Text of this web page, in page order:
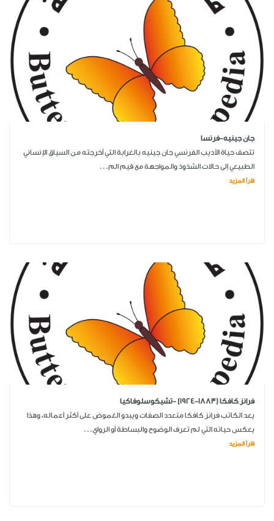
جان جينيه-فرنسا
تتصف حياة الأديب الفرنسي جان جينيه بالغرابة التي أخرجته من السياق الإنساني
الطبيعي إلى حالات الشذوذ والمواجهة مع قيم الم...
اقرأ المزيد
فرانز كافكا (1883-1924) -تشيكوسلوفاكيا
يعد الكاتب فرانز كافكا متعدد الصفات ويبدو الغموض على أكثر أعماله، وهذا
يعكس حياته التي لم تعرف الوضوح والبساطة أو الرواي...
اقرأ المزيد